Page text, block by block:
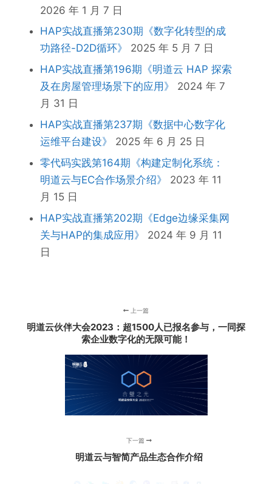
2026 年 1 月 7 日
HAP实战直播第230期《数字化转型的成
功路径-D2D循环》
2025 年 5 月 7 日
HAP实战直播第196期《明道云 HAP 探索
及在房屋管理场景下的应用》
2024 年 7
月 31 日
HAP实战直播第237期《数据中心数字化
运维平台建设》
2025 年 6 月 25 日
零代码实践第164期《构建定制化系统：
明道云与EC合作场景介绍》
2023 年 11
月 15 日
HAP实战直播第202期《Edge边缘采集网
关与HAP的集成应用》
2024 年 9 月 11
日
上一篇
明道云伙伴大会2023：超1500人已报名参与，一同探
索企业数字化的无限可能！
下一篇
明道云与智简产品生态合作介绍